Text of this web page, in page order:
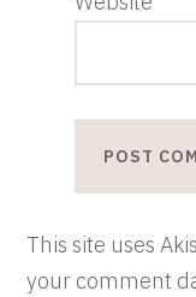
This site uses
your comment